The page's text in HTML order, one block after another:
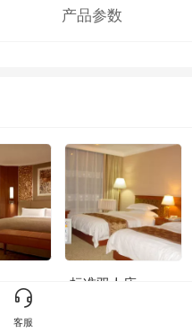
产品参数
标准双人床
客服